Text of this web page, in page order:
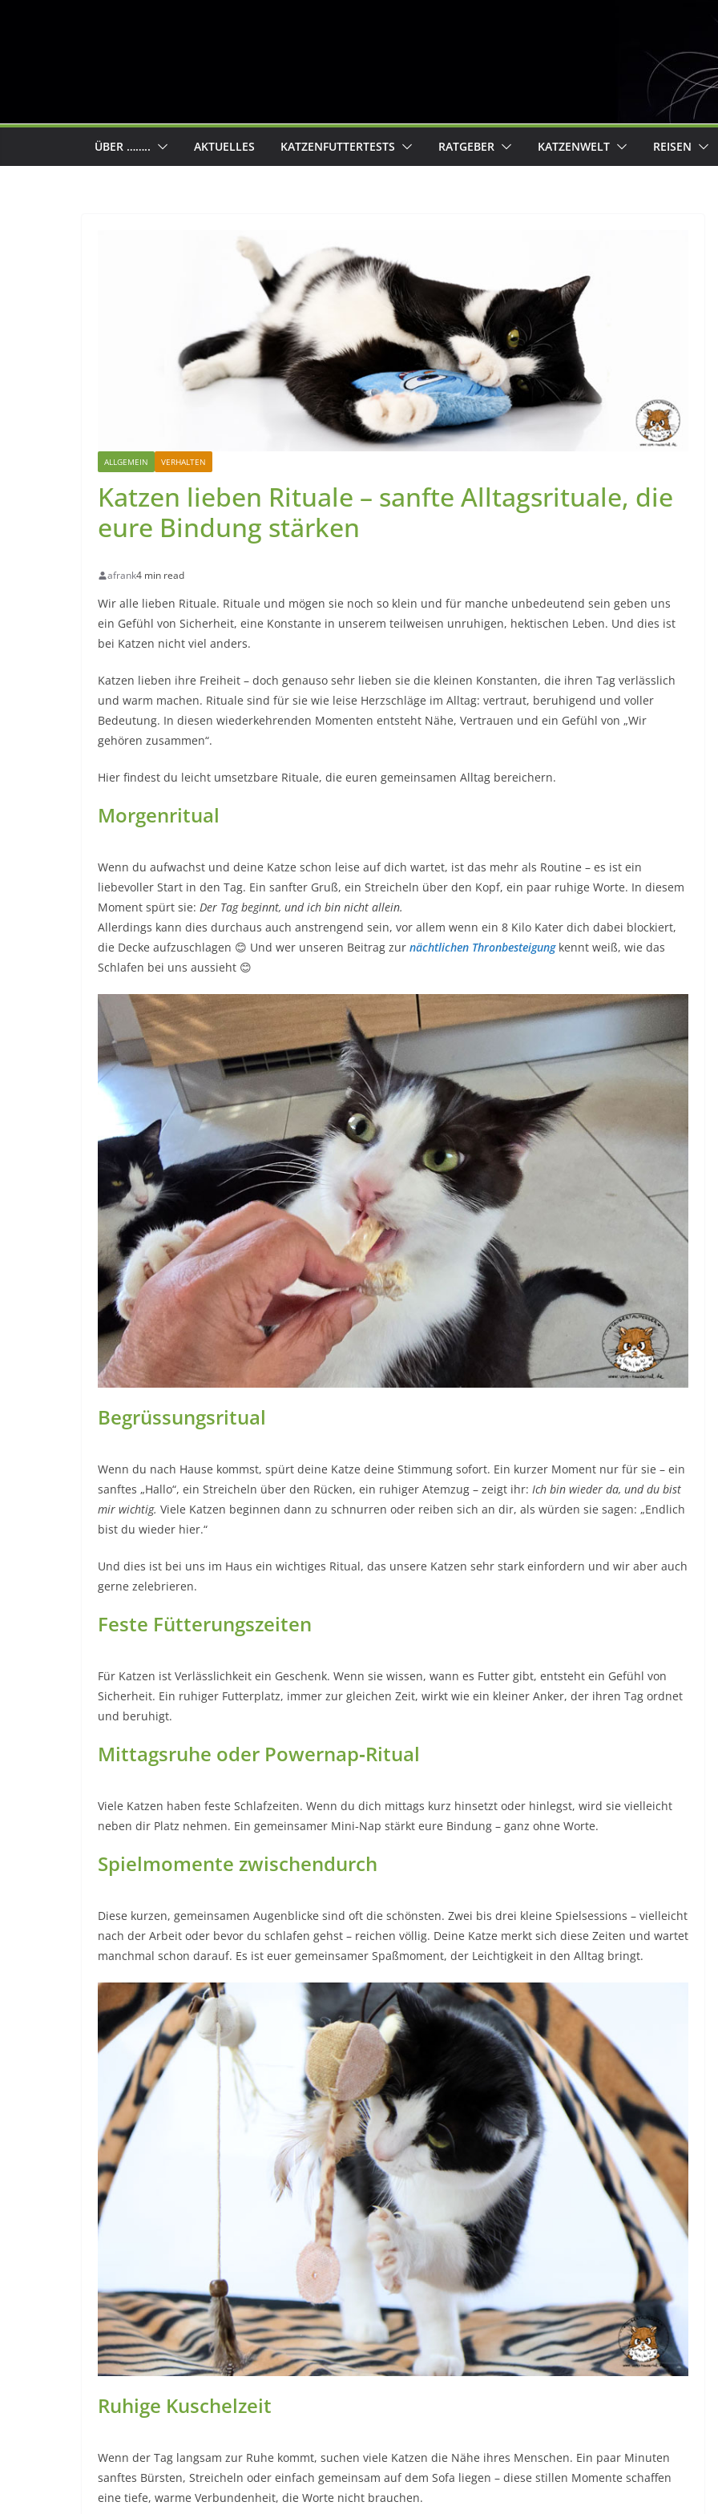
ÜBER …….. AKTUELLES KATZENFUTTERTESTS RATGEBER KATZENWELT REISEN
ALLGEMEIN VERHALTEN
Katzen lieben Rituale – sanfte Alltagsrituale, die
eure Bindung stärken
afrank4 min read
Wir alle lieben Rituale. Rituale und mögen sie noch so klein und für manche unbedeutend sein geben uns
ein Gefühl von Sicherheit, eine Konstante in unserem teilweisen unruhigen, hektischen Leben. Und dies ist
bei Katzen nicht viel anders.
Katzen lieben ihre Freiheit – doch genauso sehr lieben sie die kleinen Konstanten, die ihren Tag verlässlich
und warm machen. Rituale sind für sie wie leise Herzschläge im Alltag: vertraut, beruhigend und voller
Bedeutung. In diesen wiederkehrenden Momenten entsteht Nähe, Vertrauen und ein Gefühl von „Wir
gehören zusammen“.
Hier findest du leicht umsetzbare Rituale, die euren gemeinsamen Alltag bereichern.
Morgenritual
Wenn du aufwachst und deine Katze schon leise auf dich wartet, ist das mehr als Routine – es ist ein
liebevoller Start in den Tag. Ein sanfter Gruß, ein Streicheln über den Kopf, ein paar ruhige Worte. In diesem
Moment spürt sie: Der Tag beginnt, und ich bin nicht allein.
Allerdings kann dies durchaus auch anstrengend sein, vor allem wenn ein 8 Kilo Kater dich dabei blockiert,
die Decke aufzuschlagen 😊 Und wer unseren Beitrag zur nächtlichen Thronbesteigungkennt weiß, wie das
Schlafen bei uns aussieht 😊
Begrüssungsritual
Wenn du nach Hause kommst, spürt deine Katze deine Stimmung sofort. Ein kurzer Moment nur für sie – ein
sanftes „Hallo“, ein Streicheln über den Rücken, ein ruhiger Atemzug – zeigt ihr: Ich bin wieder da, und du bist
mir wichtig. Viele Katzen beginnen dann zu schnurren oder reiben sich an dir, als würden sie sagen: „Endlich
bist du wieder hier.“
Und dies ist bei uns im Haus ein wichtiges Ritual, das unsere Katzen sehr stark einfordern und wir aber auch
gerne zelebrieren.
Feste Fütterungszeiten
Für Katzen ist Verlässlichkeit ein Geschenk. Wenn sie wissen, wann es Futter gibt, entsteht ein Gefühl von
Sicherheit. Ein ruhiger Futterplatz, immer zur gleichen Zeit, wirkt wie ein kleiner Anker, der ihren Tag ordnet
und beruhigt.
Mittagsruhe oder Powernap‑Ritual
Viele Katzen haben feste Schlafzeiten. Wenn du dich mittags kurz hinsetzt oder hinlegst, wird sie vielleicht
neben dir Platz nehmen. Ein gemeinsamer Mini‑Nap stärkt eure Bindung – ganz ohne Worte.
Spielmomente zwischendurch
Diese kurzen, gemeinsamen Augenblicke sind oft die schönsten. Zwei bis drei kleine Spielsessions – vielleicht
nach der Arbeit oder bevor du schlafen gehst – reichen völlig. Deine Katze merkt sich diese Zeiten und wartet
manchmal schon darauf. Es ist euer gemeinsamer Spaßmoment, der Leichtigkeit in den Alltag bringt.
Ruhige Kuschelzeit
Wenn der Tag langsam zur Ruhe kommt, suchen viele Katzen die Nähe ihres Menschen. Ein paar Minuten
sanftes Bürsten, Streicheln oder einfach gemeinsam auf dem Sofa liegen – diese stillen Momente schaffen
eine tiefe, warme Verbundenheit, die Worte nicht brauchen.